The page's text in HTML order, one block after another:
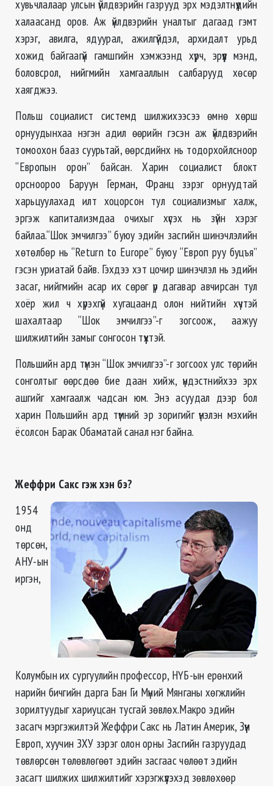
хувьчлалаар улсын үйлдвэрийн газрууд эрх мэдэлтнүүдийн
халаасанд оров. Аж үйлдвэрийн уналтыг дагаад гэмт
хэрэг, авилга, ядуурал, ажилгүйдэл, архидалт урьд
хожид байгаагүй гамшгийн хэмжээнд хүрч, эрүүл мэнд,
боловсрол, нийгмийн хамгааллын салбарууд хөсөр
хаягджээ.
Польш социалист системд шилжихээсээ өмнө хөрш
орнуудынхаа нэгэн адил өөрийн гэсэн аж үйлдвэрийн
томоохон бааз суурьтай, өөрсдийнх нь тодорхойлсноор
“Европын орон” байсан. Харин социалист блокт
орсноороо Баруун Герман, Франц зэрэг орнуудтай
харьцуулахад илт хоцорсон тул социализмыг халж,
эргэж капитализмдаа очихыг хүсэх нь зүйн хэрэг
байлаа.“Шок эмчилгээ” буюу эдийн засгийн шинэчлэлийн
хөтөлбөр нь “Return to Europe” буюу “Европ руу буцъя”
гэсэн уриатай байв. Гэхдээ хэт цочир шинэчлэл нь эдийн
засаг, нийгмийн асар их сөрөг үр дагавар авчирсан тул
хоёр жил ч хүрэхгүй хугацаанд олон нийтийн хүчтэй
шахалтаар “Шок эмчилгээ”-г зогсоож, аажуу
шилжилтийн замыг сонгосон түүхтэй.
Польшийн ард түмэн “Шок эмчилгээ”-г зогсоох улс төрийн
сонголтыг өөрсдөө бие даан хийж, үндэстнийхээ эрх
ашгийг хамгаалж чадсан юм. Энэ асуудал дээр бол
харин Польшийн ард түмний эр зоригийг үнэлэн мэхийн
ёсолсон Барак Обаматай санал нэг байна.
Жеффри Сакс гэж хэн бэ?
1954
онд
төрсөн,
АНУ-ын
иргэн,
Колумбын их сургуулийн профессор, НҮБ-ын ерөнхий
нарийн бичгийн дарга Бан Ги Мүний Мянганы хөгжлийн
зорилтуудыг хариуцсан тусгай зөвлөх.Макро эдийн
засагч мэргэжилтэй Жеффри Сакс нь Латин Америк, Зүүн
Европ, хуучин ЗХУ зэрэг олон орны Засгийн газруудад
төвлөрсөн төлөвлөгөөт эдийн засгаас чөлөөт эдийн
засагт шилжих шилжилтийг хэрэгжүүлэхэд зөвлөхөөр